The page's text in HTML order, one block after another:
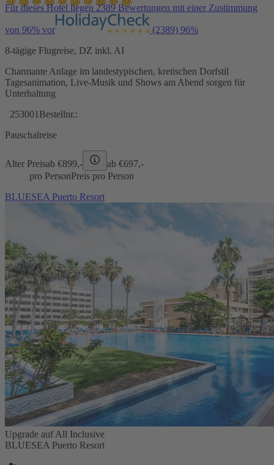
Für dieses Hotel liegen 2389 Bewertungen mit einer Zustimmung
von 96% vor (2389) 96%
8-tägige Flugreise, DZ inkl. AI
Charmante Anlage im landestypischen, kretischen Dorfstil
Tagesanimation, Live-Musik und Shows am Abend sorgen für
Unterhaltung
253001 Bestellnr.:
Pauschalreise
Alter Preisab €899,- ab €697,-
pro PersonPreis pro Person
BLUESEA Puerto Resort
Upgrade auf All Inclusive
BLUESEA Puerto Resort